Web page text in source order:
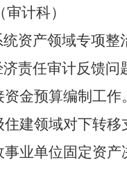
计科）
资产领域专项整
责任审计反馈问
金预算编制工作。
住建领域对下转
业单位固定资产